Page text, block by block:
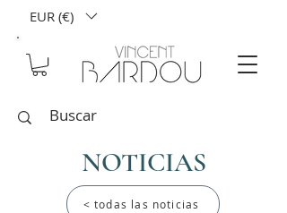
EUR (€)
NOTICIAS
< todas las noticias